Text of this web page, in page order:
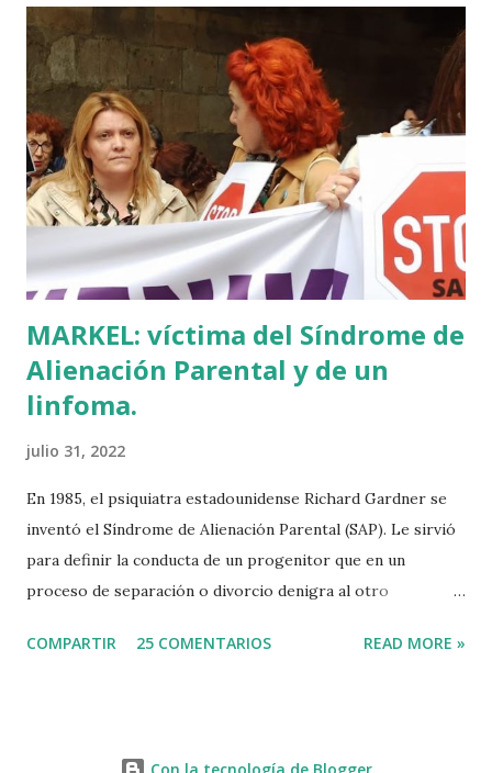
por un presunto maestro egipcio llegado desde el Nilo
para educar a los niños de la villa romana. Mi informador y
yo hacíamos risas ante la casualidad de las casualidades:
Euskadi era de nuevo pionera. Ibarretxe dormía entonces
en Ajuria Enea y no paraba de contar a tirios y troyanos que
Euskal Herria era un pueblo con 7.000 años de antigüedad.
Por fin llegaba la arqueología para confirmar sus teorías.
Tuvo que ser su consejera de Cultura y portavoz Miren
Azkarate ...
MARKEL: víctima del Síndrome de
Alienación Parental y de un
linfoma.
julio 31, 2022
En 1985, el psiquiatra estadounidense Richard Gardner se
inventó el Síndrome de Alienación Parental (SAP). Le sirvió
para definir la conducta de un progenitor que en un
proceso de separación o divorcio denigra al otro
machismo predominante hace 40 años sirvió incluso para
COMPARTIR 25 COMENTARIOS READ MORE »